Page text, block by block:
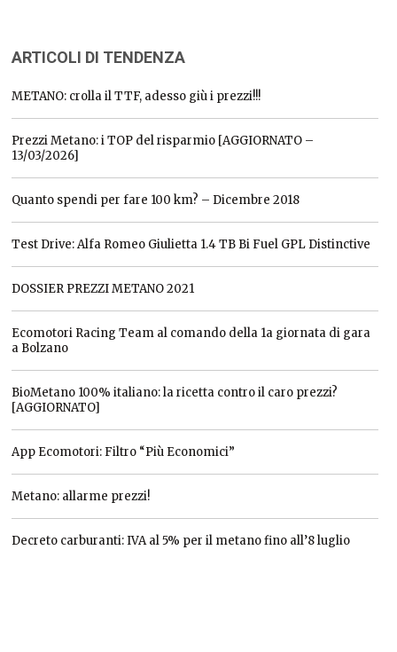
ARTICOLI DI TENDENZA
METANO: crolla il TTF, adesso giù i prezzi!!!
Prezzi Metano: i TOP del risparmio [AGGIORNATO –
13/03/2026]
Quanto spendi per fare 100 km? – Dicembre 2018
Test Drive: Alfa Romeo Giulietta 1.4 TB Bi Fuel GPL Distinctive
DOSSIER PREZZI METANO 2021
Ecomotori Racing Team al comando della 1a giornata di gara
a Bolzano
BioMetano 100% italiano: la ricetta contro il caro prezzi?
[AGGIORNATO]
App Ecomotori: Filtro “Più Economici”
Metano: allarme prezzi!
Decreto carburanti: IVA al 5% per il metano fino all’8 luglio